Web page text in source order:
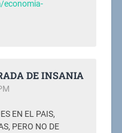
economia-
DE INSANIA
EN EL PAIS,
PERO NO DE